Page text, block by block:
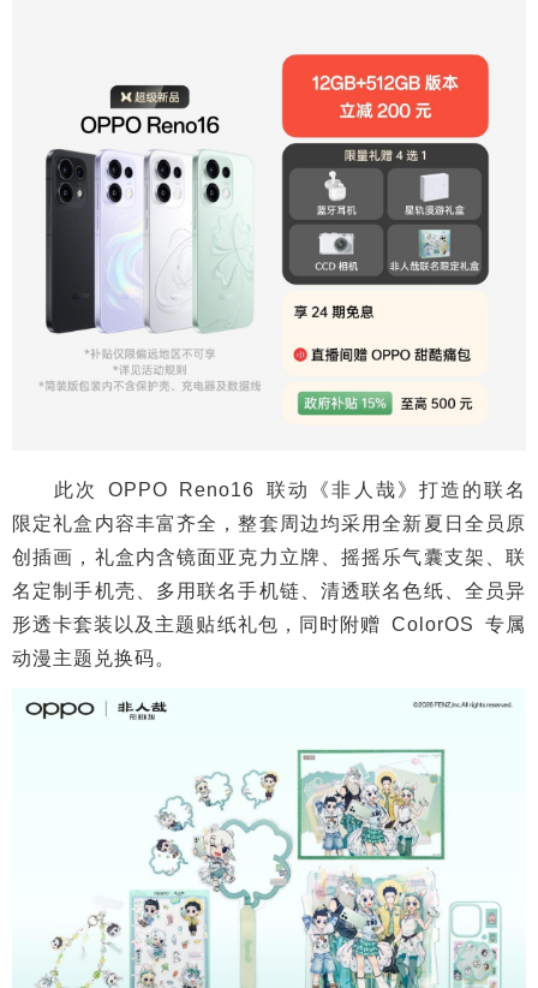
此次 OPPO Reno16 联动《非人哉》打造的联名
限定礼盒内容丰富齐全，整套周边均采用全新夏日全员原
创插画，礼盒内含镜面亚克力立牌、摇摇乐气囊支架、联
名定制手机壳、多用联名手机链、清透联名色纸、全员异
形透卡套装以及主题贴纸礼包，同时附赠 ColorOS 专属
动漫主题兑换码。